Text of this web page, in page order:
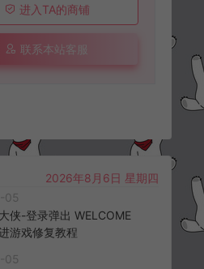
进入TA的商铺
联系本站客服
2026年8月6日 星期四
05
侠-登录弹出 WELCOME
游戏修复教程
05